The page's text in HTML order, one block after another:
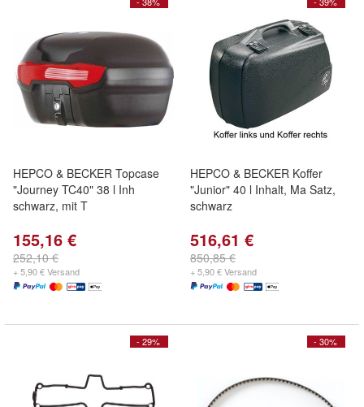
HEPCO & BECKER Topcase
"Journey TC40" 38 l Inh
schwarz, mit T
155,16 €
252,10 €
+ 5,90 € Versand
HEPCO & BECKER Koffer
"Junior" 40 l Inhalt, Ma Satz,
schwarz
516,61 €
850,85 €
+ 5,90 € Versand
- 29% - 30%